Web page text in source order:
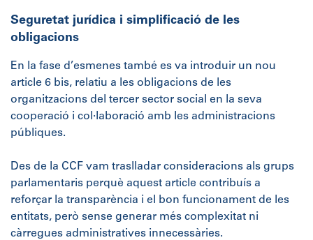
Seguretat jurídica i simplificació de les
obligacions
En la fase d’esmenes també es va introduir un nou
article 6 bis, relatiu a les obligacions de les
organitzacions del tercer sector social en la seva
cooperació i col·laboració amb les administracions
públiques.
Des de la CCF vam traslladar consideracions als grups
parlamentaris perquè aquest article contribuís a
reforçar la transparència i el bon funcionament de les
entitats, però sense generar més complexitat ni
càrregues administratives innecessàries.